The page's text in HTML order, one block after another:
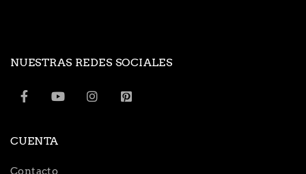
NUESTRAS REDES SOCIALES
CUENTA
Contacto